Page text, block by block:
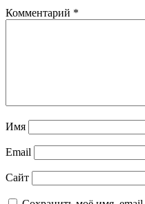
Комментарий *
Имя
Email
Сайт